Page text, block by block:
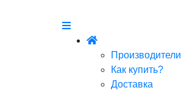
Производители
Как купить?
Доставка